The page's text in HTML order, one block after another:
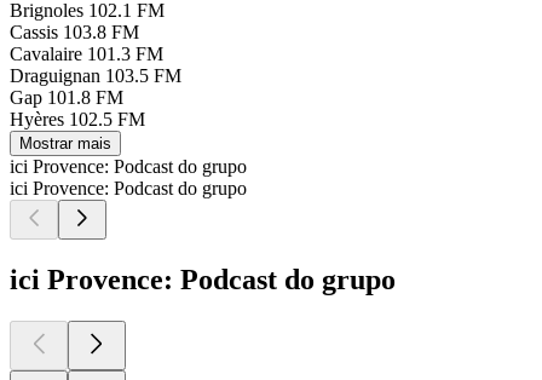
Brignoles 102.1 FM
Cassis 103.8 FM
Cavalaire 101.3 FM
Draguignan 103.5 FM
Gap 101.8 FM
Hyères 102.5 FM
Mostrar mais
ici Provence: Podcast do grupo
ici Provence: Podcast do grupo
ici Provence: Podcast do grupo